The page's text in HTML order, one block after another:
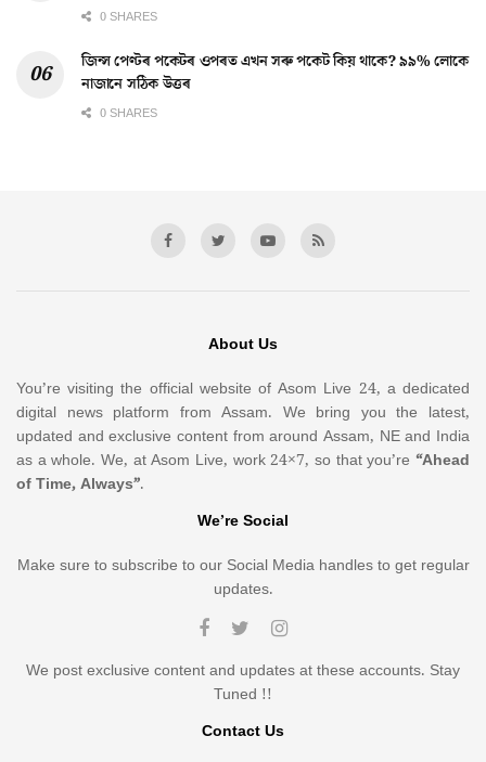
0 SHARES
জিন্স পেণ্টৰ পকেটৰ ওপৰত এখন সৰু পকেট কিয় থাকে? ৯৯% লোকে
নাজানে সঠিক উত্তৰ
0 SHARES
About Us
You’re visiting the official website of Asom Live 24, a dedicated
digital news platform from Assam. We bring you the latest,
updated and exclusive content from around Assam, NE and India
as a whole. We, at Asom Live, work 24×7, so that you’re “Ahead
of Time, Always”.
We’re Social
Make sure to subscribe to our Social Media handles to get regular
updates.
We post exclusive content and updates at these accounts. Stay
Tuned !!
Contact Us